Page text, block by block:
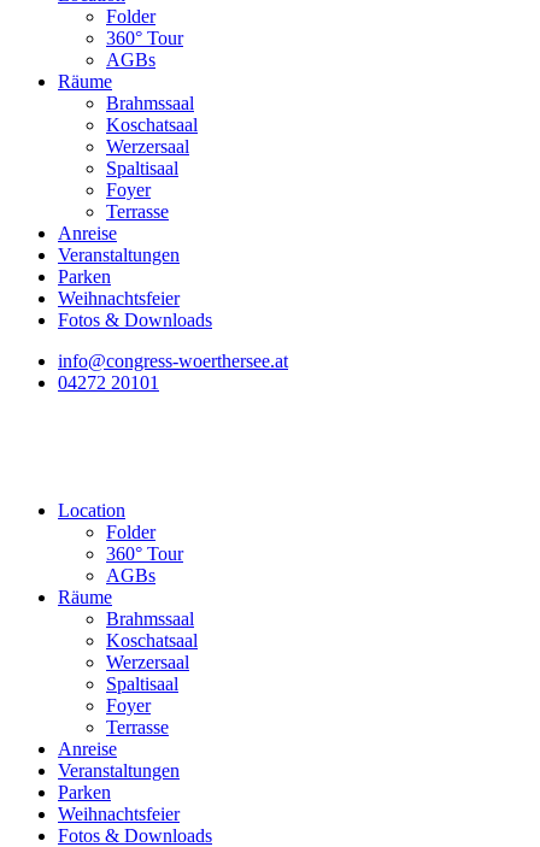
Folder
360° Tour
AGBs
Räume
Brahmssaal
Koschatsaal
Werzersaal
Spaltisaal
Foyer
Terrasse
Anreise
Veranstaltungen
Parken
Weihnachtsfeier
Fotos & Downloads
info@congress-woerthersee.at
04272 20101
Location
Folder
360° Tour
AGBs
Räume
Brahmssaal
Koschatsaal
Werzersaal
Spaltisaal
Foyer
Terrasse
Anreise
Veranstaltungen
Parken
Weihnachtsfeier
Fotos & Downloads